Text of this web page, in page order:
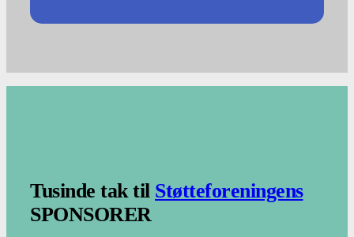
Tusinde tak til Støtteforeningens
SPONSORER